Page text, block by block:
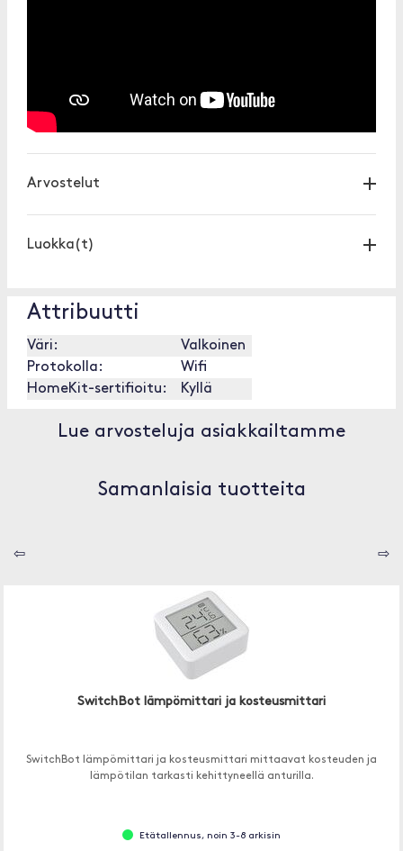
Arvostelut
Luokka(t)
Attribuutti
Väri:
Valkoinen
Protokolla:
Wifi
HomeKit-sertifioitu:
Kyllä
Lue arvosteluja asiakkailtamme
Samanlaisia tuotteita
⇦ ⇨
SwitchBot lämpömittari ja kosteusmittari
SwitchBot lämpömittari ja kosteusmittari mittaavat kosteuden ja
lämpötilan tarkasti kehittyneellä anturilla.
Etätallennus, noin 3-8 arkisin